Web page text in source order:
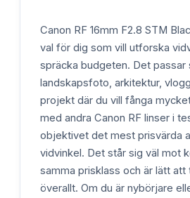
Canon RF 16mm F2.8 STM
val för dig som vill utforska
spräcka budgeten. Det passar
landskapsfoto, arkitektur,
projekt där du vill fånga
med andra Canon RF linser i
objektivet det mest prisvärda
vidvinkel. Det står sig väl mot
samma prisklass och är lätt att
överallt. Om du är nybörjare